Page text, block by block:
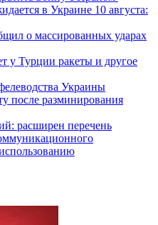
в Украине 10 августа:
о массированных ударах
у Турции ракеты и другое
Украины
после разминирования
расширен перечень